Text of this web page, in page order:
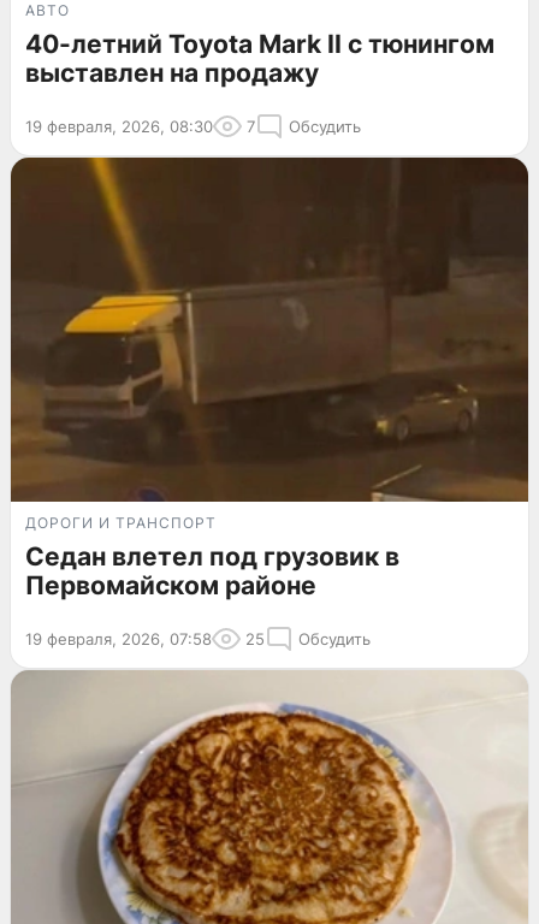
АВТО
40-летний Toyota Mark II с тюнингом
выставлен на продажу
19 февраля, 2026, 08:30 7 Обсудить
ДОРОГИ И ТРАНСПОРТ
Седан влетел под грузовик в
Первомайском районе
19 февраля, 2026, 07:58 25 Обсудить